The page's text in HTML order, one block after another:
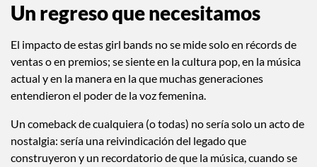
Un regreso que necesitamos
El impacto de estas girl bands no se mide solo en récords de
ventas o en premios; se siente en la cultura pop, en la música
actual y en la manera en la que muchas generaciones
entendieron el poder de la voz femenina.
Un comeback de cualquiera (o todas) no sería solo un acto de
nostalgia: sería una reivindicación del legado que
construyeron y un recordatorio de que la música, cuando se